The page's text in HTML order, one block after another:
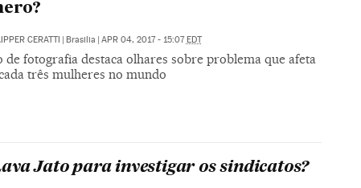
CERATTI Brasilia APR 04, 2017 - 15:07 EDT
de fotografia destaca olhares sobre problema que afeta
três mulheres no mundo
Jato para investigar os sindicatos?